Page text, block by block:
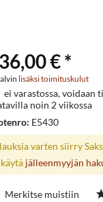
€ *
lisäksi toimituskulut
ei varastossa, voidaan
noin 2 viikossa
E5430
varten siirry
jälleenmyyjän
Merkitse muistiin